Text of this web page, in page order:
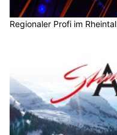
Regionaler Profi im